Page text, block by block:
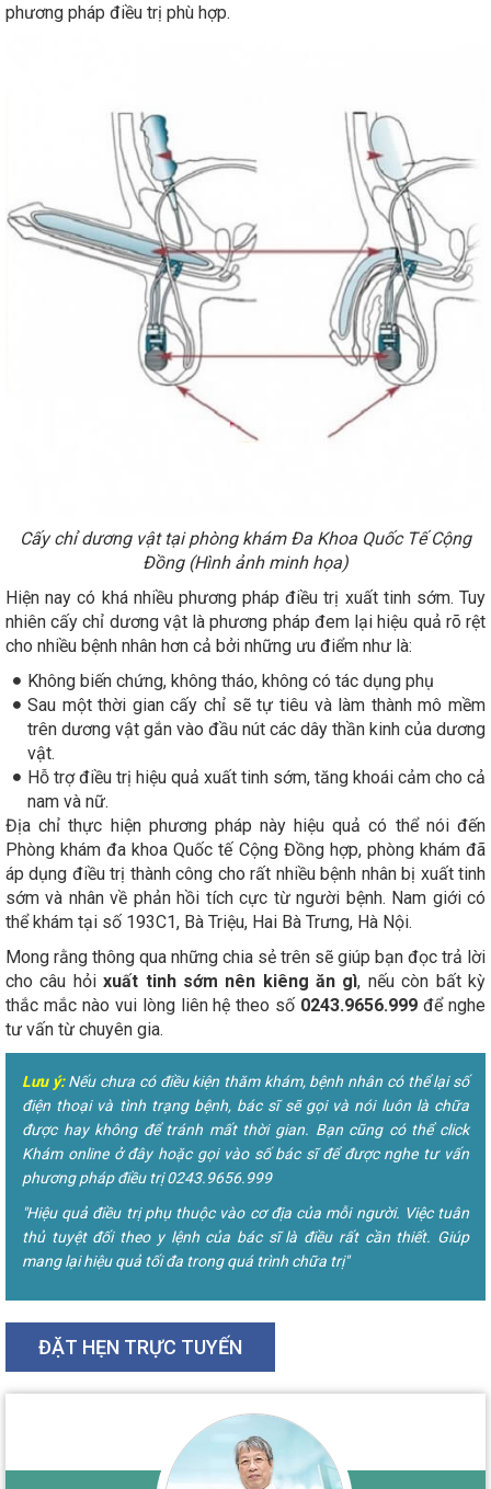
phương pháp điều trị phù hợp.
Cấy chỉ dương vật tại phòng khám Đa Khoa Quốc Tế Cộng
Đồng (Hình ảnh minh họa)
Hiện nay có khá nhiều phương pháp điều trị xuất tinh sớm. Tuy
nhiên cấy chỉ dương vật là phương pháp đem lại hiệu quả rõ rệt
cho nhiều bệnh nhân hơn cả bởi những ưu điểm như là:
Không biến chứng, không tháo, không có tác dụng phụ
Sau một thời gian cấy chỉ sẽ tự tiêu và làm thành mô mềm
trên dương vật gắn vào đầu nút các dây thần kinh của dương
vật.
Hỗ trợ điều trị hiệu quả xuất tinh sớm, tăng khoái cảm cho cả
nam và nữ.
Địa chỉ thực hiện phương pháp này hiệu quả có thể nói đến
Phòng khám đa khoa Quốc tế Cộng Đồng hợp, phòng khám đã
áp dụng điều trị thành công cho rất nhiều bệnh nhân bị xuất tinh
sớm và nhân về phản hồi tích cực từ người bệnh. Nam giới có
thể khám tại số 193C1, Bà Triệu, Hai Bà Trưng, Hà Nội.
Mong rằng thông qua những chia sẻ trên sẽ giúp bạn đọc trả lời
cho câu hỏixuất tinh sớm nên kiêng ăn gì, nếu còn bất kỳ
thắc mắc nào vui lòng liên hệ theo số 0243.9656.999để nghe
tư vấn từ chuyên gia.
Lưu ý:Nếu chưa có điều kiện thăm khám, bệnh nhân có thể lại số
điện thoại và tình trạng bệnh, bác sĩ sẽ gọi và nói luôn là chữa
được hay không để tránh mất thời gian. Bạn cũng có thể click
Khám online ở đây hoặc gọi vào số bác sĩ để được nghe tư vấn
phương pháp điều trị 0243.9656.999
"Hiệu quả điều trị phụ thuộc vào cơ địa của mỗi người. Việc tuân
thủ tuyệt đối theo y lệnh của bác sĩ là điều rất cần thiết. Giúp
mang lại hiệu quả tối đa trong quá trình chữa trị"
ĐẶT HẸN TRỰC TUYẾN